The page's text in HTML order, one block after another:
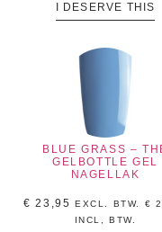
I DESERVE THIS
BLUE GRASS –
GELBOTTLE GEL
NAGELLAK
€ 23,95 EXCL. BTW. €
INCL, BTW.